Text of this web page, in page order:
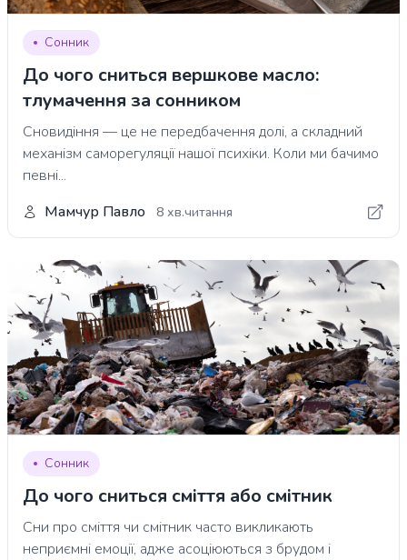
Сонник
До чого сниться вершкове масло:
тлумачення за сонником
Сновидіння — це не передбачення долі, а складний
механізм саморегуляції нашої психіки. Коли ми бачимо
певні...
Мамчур Павло
8 хв.читання
Сонник
До чого сниться сміття або смітник
Сни про сміття чи смітник часто викликають
неприємні емоції, адже асоціюються з брудом і